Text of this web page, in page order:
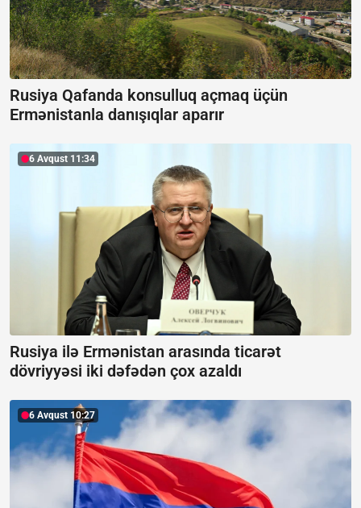
Rusiya Qafanda konsulluq açmaq üçün
Ermənistanla danışıqlar aparır
6 Avqust 11:34
Rusiya ilə Ermənistan arasında ticarət
dövriyyəsi iki dəfədən çox azaldı
6 Avqust 10:27